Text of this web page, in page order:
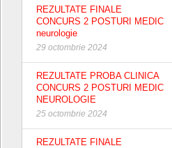
REZULTATE FINALE
CONCURS 2 POSTURI MEDIC
neurologie
29 octombrie 2024
REZULTATE PROBA CLINICA
CONCURS 2 POSTURI MEDIC
NEUROLOGIE
25 octombrie 2024
REZULTATE FINALE